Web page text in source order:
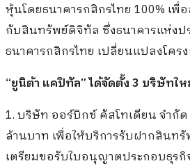
หุ้นโดยธนาคารกสิกรไทย 100% เพื่
กับสินทรัพย์ดิจิทัล ซึ่งธนาคารแห่งป
ธนาคารกสิกรไทย เปลี่ยนแปลงโคร
“ยูนิต้า แคปิทัล” ได้จัดตั้ง 3 บริษัทใ
1. บริษัท ออร์บิกซ์ คัสโทเดียน จำกั
ล้านบาท เพื่อให้บริการรับฝากสินท
เตรียมขอรับใบอนุญาตประกอบธุรกิ